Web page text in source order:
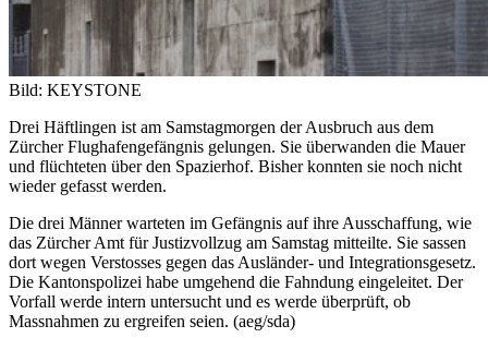
Bild: KEYSTONE
Drei Häftlingen ist am Samstagmorgen der Ausbruch aus dem
Zürcher Flughafengefängnis gelungen. Sie überwanden die Mauer
und flüchteten über den Spazierhof. Bisher konnten sie noch nicht
wieder gefasst werden.
Die drei Männer warteten im Gefängnis auf ihre Ausschaffung, wie
das Zürcher Amt für Justizvollzug am Samstag mitteilte. Sie sassen
dort wegen Verstosses gegen das Ausländer- und Integrationsgesetz.
Die Kantonspolizei habe umgehend die Fahndung eingeleitet. Der
Vorfall werde intern untersucht und es werde überprüft, ob
Massnahmen zu ergreifen seien. (aeg/sda)